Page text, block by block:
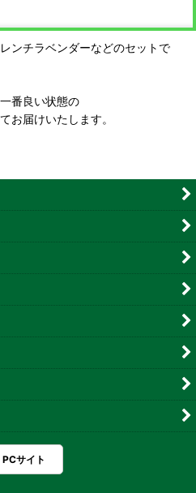
ンチラベンダーなどのセットで
番良い状態の
お届けいたします。
PCサイト